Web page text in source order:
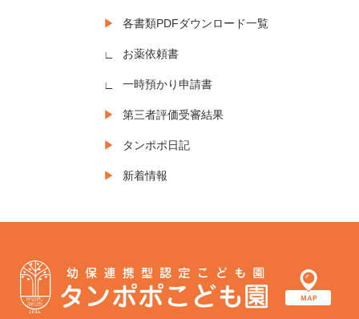
各書類PDFダウンロード一覧
お薬依頼書
一時預かり申請書
第三者評価受審結果
タンポポ日記
新着情報